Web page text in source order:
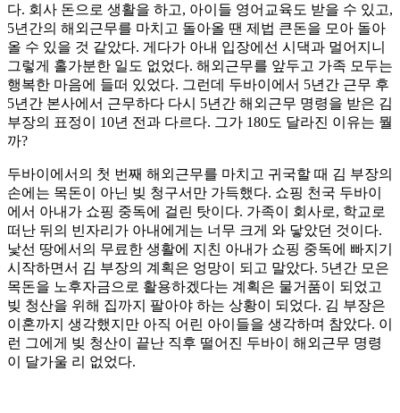
다. 회사 돈으로 생활을 하고, 아이들 영어교육도 받을 수 있고,
5년간의 해외근무를 마치고 돌아올 땐 제법 큰돈을 모아 돌아
올 수 있을 것 같았다. 게다가 아내 입장에선 시댁과 멀어지니
그렇게 홀가분한 일도 없었다. 해외근무를 앞두고 가족 모두는
행복한 마음에 들떠 있었다. 그런데 두바이에서 5년간 근무 후
5년간 본사에서 근무하다 다시 5년간 해외근무 명령을 받은 김
부장의 표정이 10년 전과 다르다. 그가 180도 달라진 이유는 뭘
까?
두바이에서의 첫 번째 해외근무를 마치고 귀국할 때 김 부장의
손에는 목돈이 아닌 빚 청구서만 가득했다. 쇼핑 천국 두바이
에서 아내가 쇼핑 중독에 걸린 탓이다. 가족이 회사로, 학교로
떠난 뒤의 빈자리가 아내에게는 너무 크게 와 닿았던 것이다.
낯선 땅에서의 무료한 생활에 지친 아내가 쇼핑 중독에 빠지기
시작하면서 김 부장의 계획은 엉망이 되고 말았다. 5년간 모은
목돈을 노후자금으로 활용하겠다는 계획은 물거품이 되었고
빚 청산을 위해 집까지 팔아야 하는 상황이 되었다. 김 부장은
이혼까지 생각했지만 아직 어린 아이들을 생각하며 참았다. 이
런 그에게 빚 청산이 끝난 직후 떨어진 두바이 해외근무 명령
이 달가울 리 없었다.